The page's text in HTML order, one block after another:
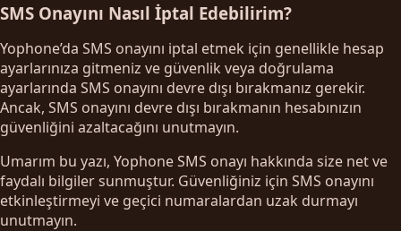
SMS Onayını Nasıl İptal Edebilirim?
Yophone’da SMS onayını iptal etmek için genellikle hesap
ayarlarınıza gitmeniz ve güvenlik veya doğrulama
ayarlarında SMS onayını devre dışı bırakmanız gerekir.
Ancak, SMS onayını devre dışı bırakmanın hesabınızın
güvenliğini azaltacağını unutmayın.
Umarım bu yazı, Yophone SMS onayı hakkında size net ve
faydalı bilgiler sunmuştur. Güvenliğiniz için SMS onayını
etkinleştirmeyi ve geçici numaralardan uzak durmayı
unutmayın.